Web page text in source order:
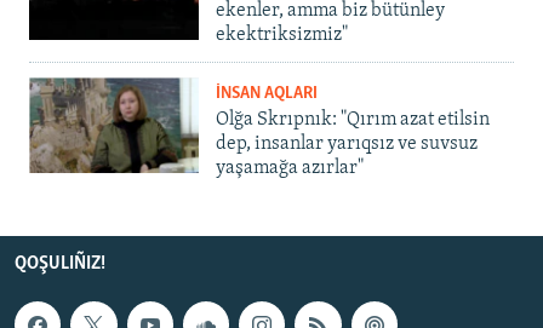
ekenler, amma biz bütünley
ekektriksizmiz"
İNSAN AQLARI
Olğa Skrıpnık: "Qırım azat etilsin
dep, insanlar yarıqsız ve suvsuz
yaşamağa azırlar"
QOŞULIÑIZ!